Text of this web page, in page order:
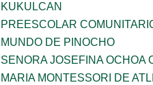
KUKULCAN
PREESCOLAR
MUNDO DE PINOCHO
SENORA JOSEFINA OCHOA
MARIA MONTESSORI DE